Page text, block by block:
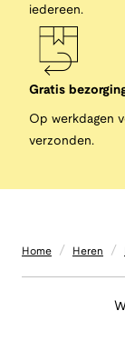
iedereen.
Gratis
Op werkdagen
verzonden.
Home / Heren /